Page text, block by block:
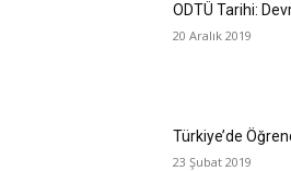
ODTÜ Tarihi:
20 Aralık 2019
Türkiye’de
23 Şubat 2019